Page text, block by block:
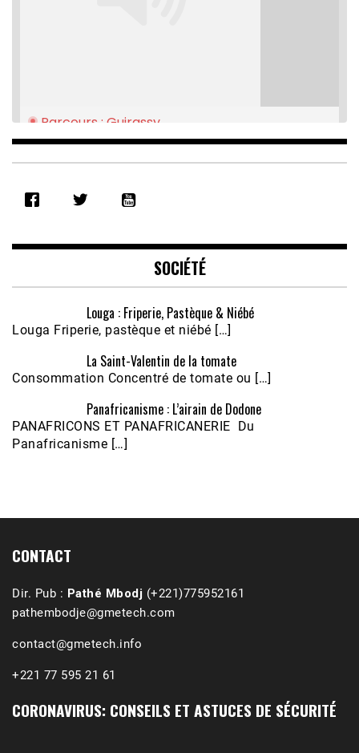
RSS FEED
EMBED
Parcours : Guirassy
Feb 16, 2021 • 28:08
Écoutez le parcours de Claudiane Kapia
Nobana (Podologue)
Feb 24, 2021 • 28mn
1988-1989 :  La polémique de Guidimakha
SOCIÉTÉ
Louga : Friperie, Pastèque & Niébé
Louga Friperie, pastèque et niébé […]
La Saint-Valentin de la tomate
Consommation Concentré de tomate ou […]
Panafricanisme : L’airain de Dodone
PANAFRICONS ET PANAFRICANERIE Du
Panafricanisme […]
CONTACT
Dir. Pub : Pathé Mbodj (+221)775952161
pathembodje@gmetech.com
contact@gmetech.info
+221 77 595 21 61
CORONAVIRUS: CONSEILS ET ASTUCES DE SÉCURITÉ